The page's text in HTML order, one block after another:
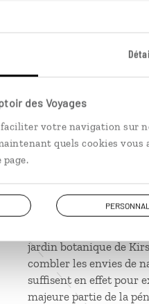
des Voyages
votre navigation sur
quels cookies
page.
témoignant de
Le Cap et les
Déserts, océans et
Le Cap et sa région
Pour apprécier la
montagne de la Table,
vue y est à couper le
partir à la rencontre
café du quartier de
jardin botanique de
combler les envies de
suffisent en effet pour
majeure partie de la